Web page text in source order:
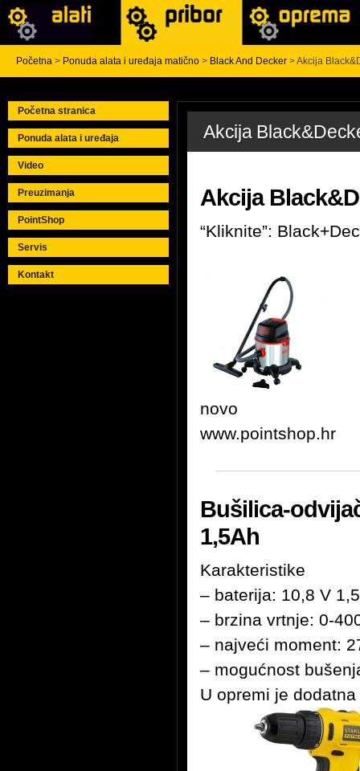
Početna > Ponuda alata i uređaja matično > Black And Decker > Akcija
Početna stranica
Ponuda alata i uređaja
Video
Preuzimanja
PointShop
Servis
Kontakt
Akcija
Akcija
“Kliknite”:
novo
www.pointshop.hr
Bušilica-
1,5Ah
Karakteristike
– baterija: 10,8 V
– brzina vrtnje: 0-
– najveći moment:
– mogućnost
U opremi je